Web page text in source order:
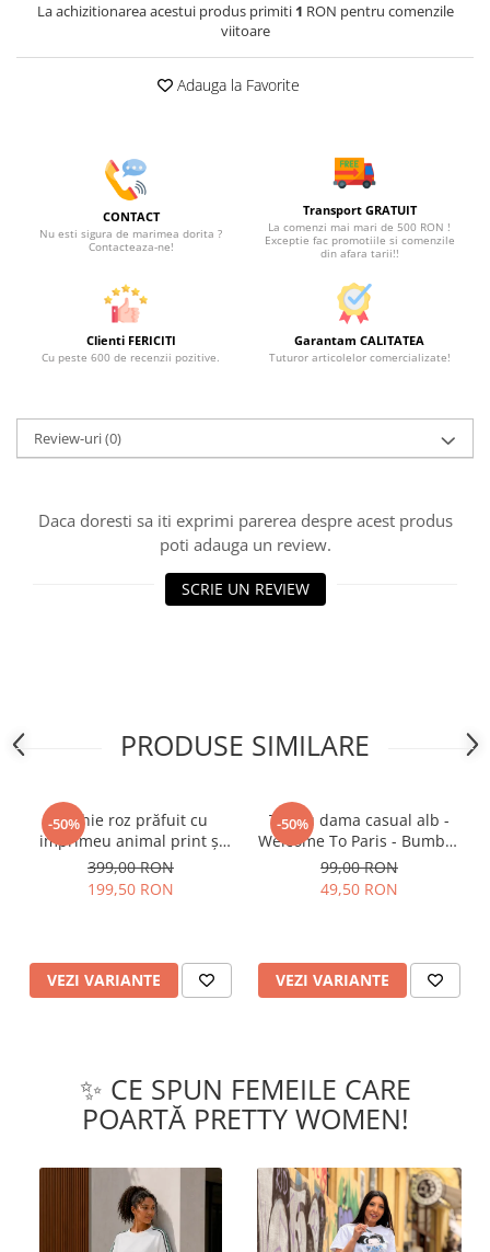
La achizitionarea acestui produs primiti 1 RON pentru comenzile
viitoare
Adauga la Favorite
CONTACT
Nu esti sigura de marimea dorita ?
Contacteaza-ne!
Transport GRATUIT
La comenzi mai mari de 500 RON !
Exceptie fac promotiile si comenzile
din afara tarii!!
Clienti FERICITI
Cu peste 600 de recenzii pozitive.
Garantam CALITATEA
Tuturor articolelor comercializate!
Review-uri(0)
Daca doresti sa iti exprimi parerea despre acest produs
poti adauga un review.
SCRIE UN REVIEW
PRODUSE SIMILARE
-50%
Rochie roz prăfuit cu
imprimeu animal print și
curea
399,00 RON
199,50 RON
VEZI VARIANTE
-50%
Tricou dama casual alb -
Welcome To Paris - Bumbac
Organic
99,00 RON
49,50 RON
VEZI VARIANTE
✨ CE SPUN FEMEILE CARE
POARTĂ PRETTY WOMEN!